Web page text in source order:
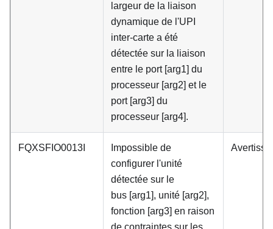
largeur de la liaison
dynamique de l'UPI
inter-carte a été
détectée sur la liaison
entre le port [arg1] du
processeur [arg2] et le
port [arg3] du
processeur [arg4].
FQXSFIO0013I
Impossible de
configurer l'unité
détectée sur le
bus [arg1], unité [arg2],
fonction [arg3] en raison